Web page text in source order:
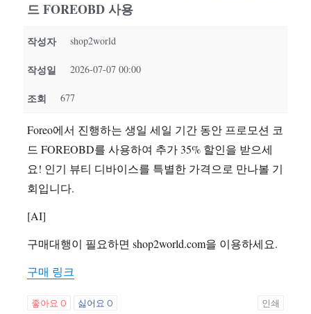
드 FOREOBD 사용
작성자 shop2world
작성일 2026-07-07 00:00
조회 677
Foreo에서 진행하는 생일 세일 기간 동안 프로모션 코
드 FOREOBD를 사용하여 추가 35% 할인을 받으세
요! 인기 뷰티 디바이스를 특별한 가격으로 만나볼 기
회입니다.
[AI]
구매대행이 필요하면 shop2world.com을 이용하세요.
구매 링크
좋아요0 싫어요0 인쇄